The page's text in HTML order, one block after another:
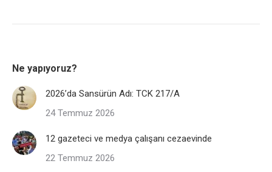
Ne yapıyoruz?
2026’da Sansürün Adı: TCK 217/A
24 Temmuz 2026
12 gazeteci ve medya çalışanı cezaevinde
22 Temmuz 2026